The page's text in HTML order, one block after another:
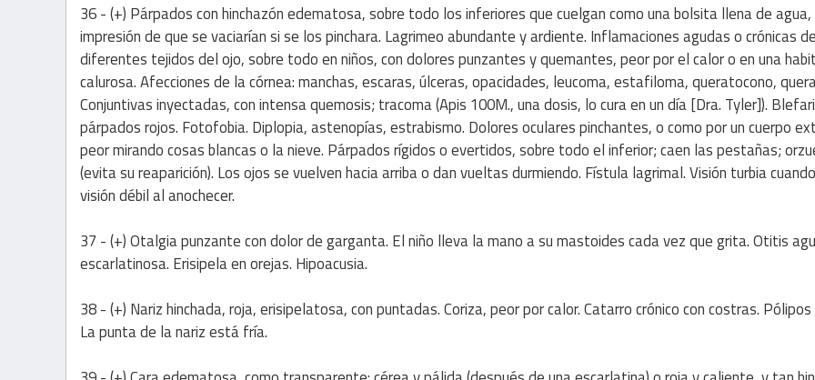
36 - (+) Párpados con hinchazón edematosa, sobre todo los inferiores que cuelgan como una bolsita llena de
impresión de que se vaciarían si se los pinchara. Lagrimeo abundante y ardiente. Inflamaciones agudas o crónicas
diferentes tejidos del ojo, sobre todo en niños, con dolores punzantes y quemantes, peor por el calor o en una
calurosa. Afecciones de la córnea: manchas, escaras, úlceras, opacidades, leucoma, estafiloma, queratocono,
Conjuntivas inyectadas, con intensa quemosis; tracoma (Apis 100M., una dosis, lo cura en un día [Dra. Tyler]).
párpados rojos. Fotofobia. Diplopia, astenopías, estrabismo. Dolores oculares pinchantes, o como por un cuerpo
peor mirando cosas blancas o la nieve. Párpados rígidos o evertidos, sobre todo el inferior; caen las pestañas;
(evita su reaparición). Los ojos se vuelven hacia arriba o dan vueltas durmiendo. Fístula lagrimal. Visión turbia
visión débil al anochecer.
37 - (+) Otalgia punzante con dolor de garganta. El niño lleva la mano a su mastoides cada vez que grita. Otitis
escarlatinosa. Erisipela en orejas. Hipoacusia.
38 - (+) Nariz hinchada, roja, erisipelatosa, con puntadas. Coriza, peor por calor. Catarro crónico con costras.
La punta de la nariz está fría.